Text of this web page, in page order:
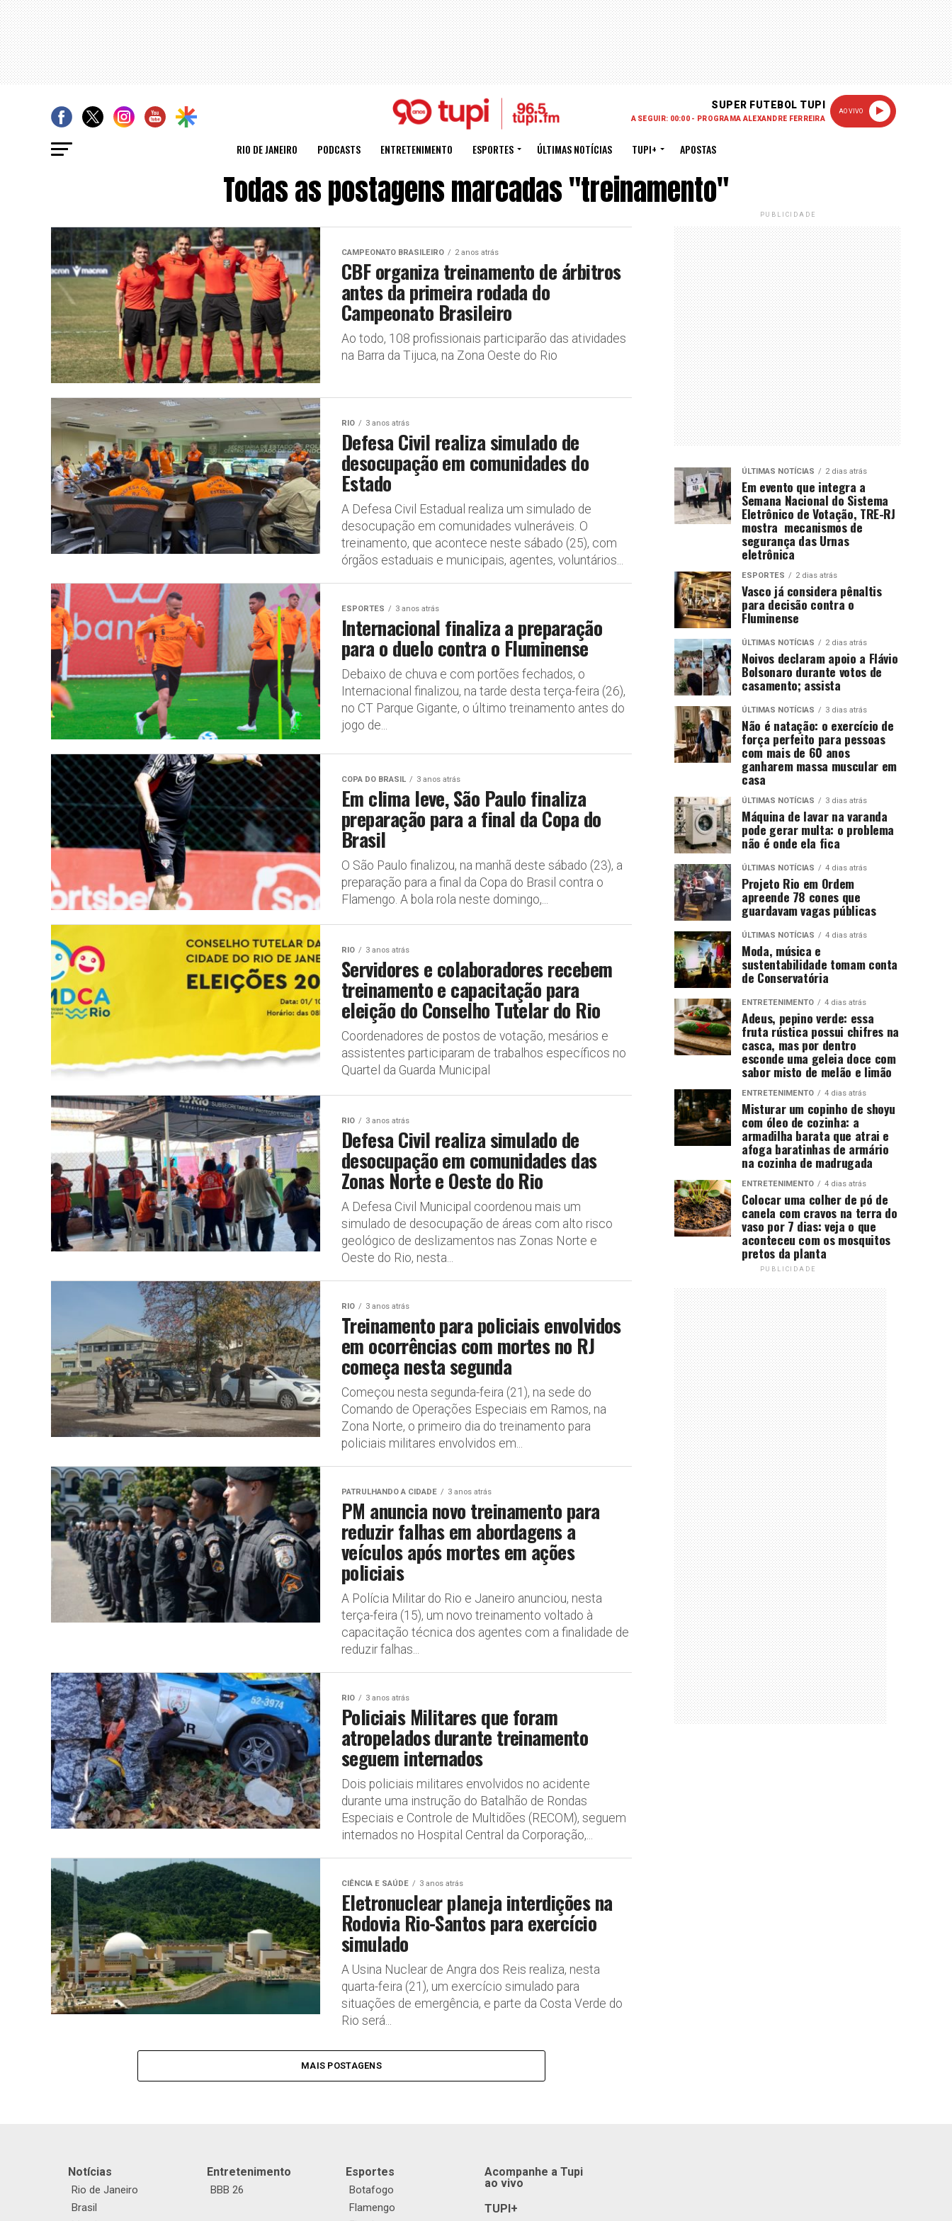
SUPER FUTEBOL TUPI
A SEGUIR: 00:00 - PROGRAMA ALEXANDRE FERREIRA
AO VIVO
RIO DE JANEIRO PODCASTS ENTRETENIMENTO ESPORTES ÚLTIMAS NOTÍCIAS TUPI+ APOSTAS
Todas as postagens marcadas "treinamento"
CAMPEONATO BRASILEIRO 2 anos atrás
CBF organiza treinamento de árbitros
antes da primeira rodada do
Campeonato Brasileiro
Ao todo, 108 profissionais participarão das atividades
na Barra da Tijuca, na Zona Oeste do Rio
RIO 3 anos atrás
Defesa Civil realiza simulado de
desocupação em comunidades do
Estado
A Defesa Civil Estadual realiza um simulado de
desocupação em comunidades vulneráveis. O
treinamento, que acontece neste sábado (25), com
órgãos estaduais e municipais, agentes, voluntários...
ESPORTES 3 anos atrás
Internacional finaliza a preparação
para o duelo contra o Fluminense
Debaixo de chuva e com portões fechados, o
Internacional finalizou, na tarde desta terça-feira (26),
no CT Parque Gigante, o último treinamento antes do
jogo de...
COPA DO BRASIL 3 anos atrás
Em clima leve, São Paulo finaliza
preparação para a final da Copa do
Brasil
O São Paulo finalizou, na manhã deste sábado (23), a
preparação para a final da Copa do Brasil contra o
Flamengo. A bola rola neste domingo,...
RIO 3 anos atrás
Servidores e colaboradores recebem
treinamento e capacitação para
eleição do Conselho Tutelar do Rio
Coordenadores de postos de votação, mesários e
assistentes participaram de trabalhos específicos no
Quartel da Guarda Municipal
RIO 3 anos atrás
Defesa Civil realiza simulado de
desocupação em comunidades das
Zonas Norte e Oeste do Rio
A Defesa Civil Municipal coordenou mais um
simulado de desocupação de áreas com alto risco
geológico de deslizamentos nas Zonas Norte e
Oeste do Rio, nesta...
RIO 3 anos atrás
Treinamento para policiais envolvidos
em ocorrências com mortes no RJ
começa nesta segunda
Começou nesta segunda-feira (21), na sede do
Comando de Operações Especiais em Ramos, na
Zona Norte, o primeiro dia do treinamento para
policiais militares envolvidos em...
PATRULHANDO A CIDADE 3 anos atrás
PM anuncia novo treinamento para
reduzir falhas em abordagens a
veículos após mortes em ações
policiais
A Polícia Militar do Rio e Janeiro anunciou, nesta
terça-feira (15), um novo treinamento voltado à
capacitação técnica dos agentes com a finalidade de
reduzir falhas...
RIO 3 anos atrás
Policiais Militares que foram
atropelados durante treinamento
seguem internados
Dois policiais militares envolvidos no acidente
durante uma instrução do Batalhão de Rondas
Especiais e Controle de Multidões (RECOM), seguem
internados no Hospital Central da Corporação,...
CIÊNCIA E SAÚDE 3 anos atrás
Eletronuclear planeja interdições na
Rodovia Rio-Santos para exercício
simulado
A Usina Nuclear de Angra dos Reis realiza, nesta
quarta-feira (21), um exercício simulado para
situações de emergência, e parte da Costa Verde do
Rio será...
MAIS POSTAGENS
PUBLICIDADE
ÚLTIMAS NOTÍCIAS 2 dias atrás
Em evento que integra a
Semana Nacional do Sistema
Eletrônico de Votação, TRE-RJ
mostra mecanismos de
segurança das Urnas
eletrônica
ESPORTES 2 dias atrás
Vasco já considera pênaltis
para decisão contra o
Fluminense
ÚLTIMAS NOTÍCIAS 2 dias atrás
Noivos declaram apoio a Flávio
Bolsonaro durante votos de
casamento; assista
ÚLTIMAS NOTÍCIAS 3 dias atrás
Não é natação: o exercício de
força perfeito para pessoas
com mais de 60 anos
ganharem massa muscular em
casa
ÚLTIMAS NOTÍCIAS 3 dias atrás
Máquina de lavar na varanda
pode gerar multa: o problema
não é onde ela fica
ÚLTIMAS NOTÍCIAS 4 dias atrás
Projeto Rio em Ordem
apreende 78 cones que
guardavam vagas públicas
ÚLTIMAS NOTÍCIAS 4 dias atrás
Moda, música e
sustentabilidade tomam conta
de Conservatória
ENTRETENIMENTO 4 dias atrás
Adeus, pepino verde: essa
fruta rústica possui chifres na
casca, mas por dentro
esconde uma geleia doce com
sabor misto de melão e limão
ENTRETENIMENTO 4 dias atrás
Misturar um copinho de shoyu
com óleo de cozinha: a
armadilha barata que atrai e
afoga baratinhas de armário
na cozinha de madrugada
ENTRETENIMENTO 4 dias atrás
Colocar uma colher de pó de
canela com cravos na terra do
vaso por 7 dias: veja o que
aconteceu com os mosquitos
pretos da planta
PUBLICIDADE
Notícias
Rio de Janeiro
Brasil
Entretenimento
BBB 26
Esportes
Botafogo
Flamengo
Acompanhe a Tupi
ao vivo
TUPI+